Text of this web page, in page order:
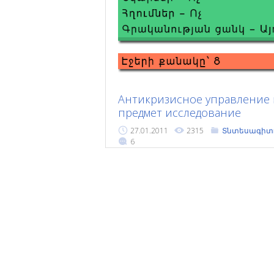
Антикризисное управление
предмет исследование
27.01.2011 2315
6